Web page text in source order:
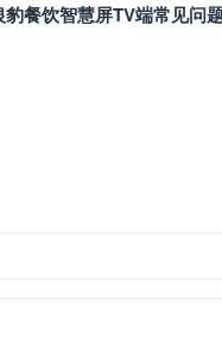
豹餐饮智慧屏TV端常见问